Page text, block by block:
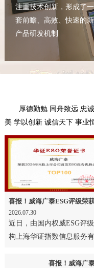
注重技术创新，形成了一
套前瞻、高效、快速的新
产品研发机制
厚德勤勉 同舟致远 忠
美 学以创新 诚信天下 事业
2026.07.30
近日，由国内权威ESG评
构上海华证指数信息服务
单及评级结果，威海广泰成